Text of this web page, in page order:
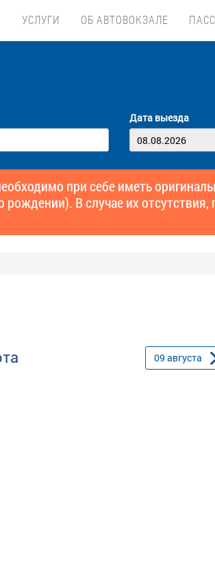
УСЛУГИ ОБ АВТОВОКЗАЛЕ
Дата выезда
при себе иметь
В случае их
09 августа